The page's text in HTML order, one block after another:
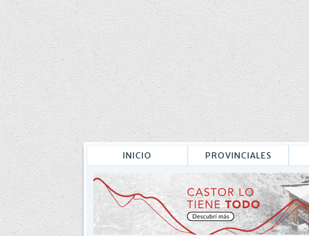
INICIO PROVINCIALES